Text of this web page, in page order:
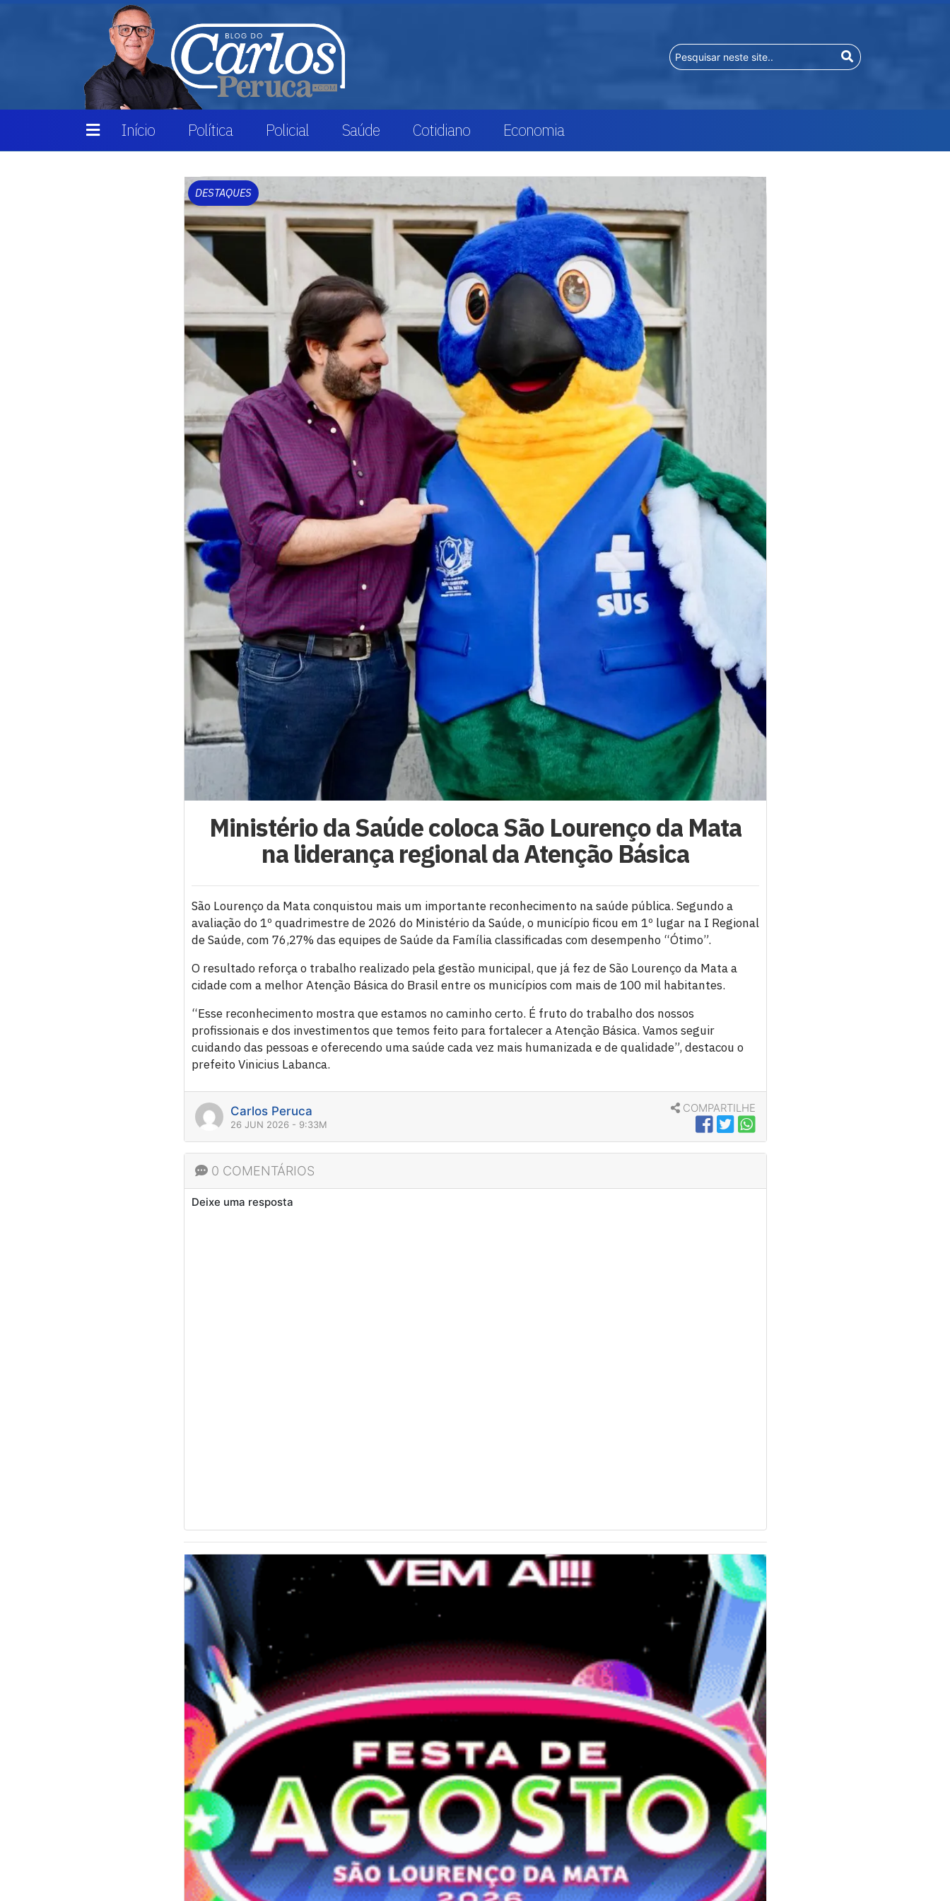
Início Política Policial Saúde Cotidiano Economia
DESTAQUES
Ministério da Saúde coloca São Lourenço da Mata
na liderança regional da Atenção Básica
São Lourenço da Mata conquistou mais um importante reconhecimento na saúde pública. Segundo a
avaliação do 1º quadrimestre de 2026 do Ministério da Saúde, o município ficou em 1º lugar na I Regional
de Saúde, com 76,27% das equipes de Saúde da Família classificadas com desempenho “Ótimo”.
O resultado reforça o trabalho realizado pela gestão municipal, que já fez de São Lourenço da Mata a
cidade com a melhor Atenção Básica do Brasil entre os municípios com mais de 100 mil habitantes.
“Esse reconhecimento mostra que estamos no caminho certo. É fruto do trabalho dos nossos
profissionais e dos investimentos que temos feito para fortalecer a Atenção Básica. Vamos seguir
cuidando das pessoas e oferecendo uma saúde cada vez mais humanizada e de qualidade”, destacou o
prefeito Vinicius Labanca.
Carlos Peruca
26 JUN 2026 - 9:33M
COMPARTILHE
0 COMENTÁRIOS
Deixe uma resposta